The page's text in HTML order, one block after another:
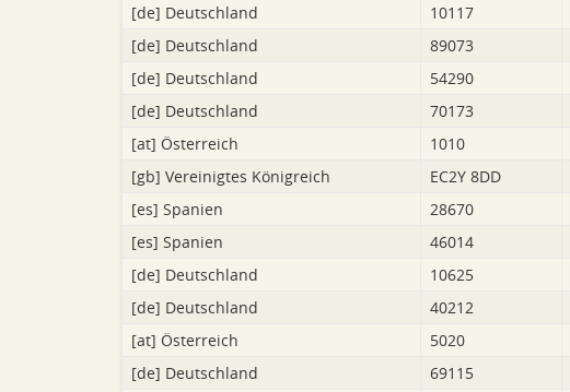
[de] Deutschland 10117
[de] Deutschland 89073
[de] Deutschland 54290
[de] Deutschland 70173
[at] Österreich 1010
[gb] Vereinigtes Königreich EC2Y 8DD
[es] Spanien 28670
[es] Spanien 46014
[de] Deutschland 10625
[de] Deutschland 40212
[at] Österreich 5020
[de] Deutschland 69115